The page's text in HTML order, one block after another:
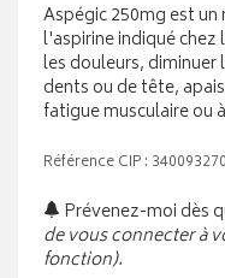
Aspégic 250mg est
l'aspirine indiqué
les douleurs, diminuer
dents ou de tête,
fatigue musculaire ou
Référence CIP :
Prévenez-moi dès
de vous connecter à
fonction).